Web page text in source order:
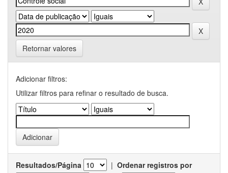
Retornar valores
Adicionar filtros:
Utilizar filtros para refinar o resultado de busca.
Resultados/Página | Ordenar registros por